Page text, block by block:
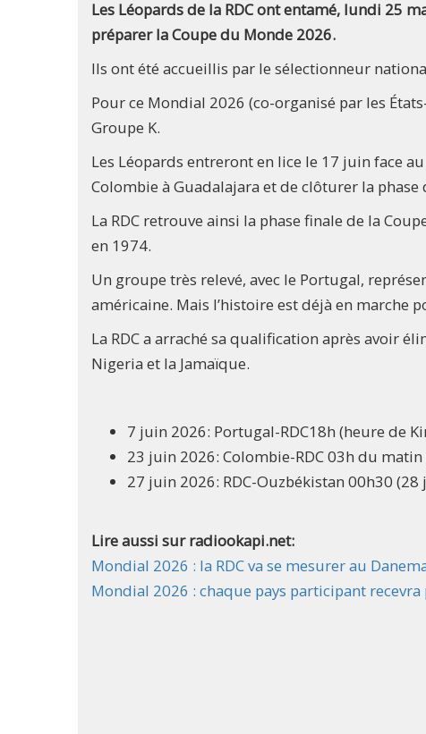
Les Léopards de la RDC ont entamé, lundi 25
préparer la Coupe du Monde 2026.
Ils ont été accueillis par le sélectionneur
Pour ce Mondial 2026 (co-organisé par les
Groupe K.
Les Léopards entreront en lice le 17 juin face
Colombie à Guadalajara et de clôturer la
La RDC retrouve ainsi la phase finale de la
en 1974.
Un groupe très relevé, avec le Portugal,
américaine. Mais l’histoire est déjà en marche
La RDC a arraché sa qualification après avoir
Nigeria et la Jamaïque.
7 juin 2026: Portugal-RDC18h (heure de
23 juin 2026: Colombie-RDC 03h du
27 juin 2026: RDC-Ouzbékistan 00h30
Lire aussi sur radiookapi.net:
Mondial 2026 : la RDC va se mesurer au
Mondial 2026 : chaque pays participant